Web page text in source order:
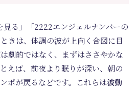
見る」「2222エンジェルナンバーの
きは、体調の波が上向く合図に目
劇的ではなく、まずはささやかな
えば、前夜より眠りが深い、朝の
ポが戻るなどです。これらは波動